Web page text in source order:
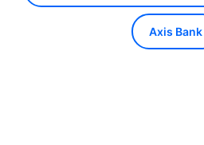
Axis Bank